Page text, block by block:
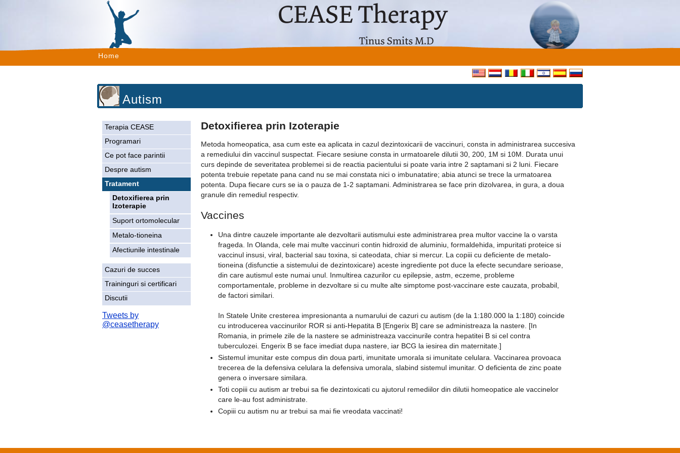
Home
Autism
Terapia CEASE
Programari
Ce pot face parintii
Despre autism
Tratament
Detoxifierea prin
Izoterapie
Suport ortomolecular
Metalo-tioneina
Afectiunile intestinale
Cazuri de succes
Traininguri si certificari
Discutii
Tweets by
@ceasetherapy
Detoxifierea prin Izoterapie
Metoda homeopatica, asa cum este ea aplicata in cazul dezintoxicarii de vaccinuri, consta in administrarea succesiva
a remediului din vaccinul suspectat. Fiecare sesiune consta in urmatoarele dilutii 30, 200, 1M si 10M. Durata unui
curs depinde de severitatea problemei si de reactia pacientului si poate varia intre 2 saptamani si 2 luni. Fiecare
potenta trebuie repetate pana cand nu se mai constata nici o imbunatatire; abia atunci se trece la urmatoarea
potenta. Dupa fiecare curs se ia o pauza de 1-2 saptamani. Administrarea se face prin dizolvarea, in gura, a doua
granule din remediul respectiv.
Vaccines
Una dintre cauzele importante ale dezvoltarii autismului este administrarea prea multor vaccine la o varsta
frageda. In Olanda, cele mai multe vaccinuri contin hidroxid de aluminiu, formaldehida, impuritati proteice si
vaccinul insusi, viral, bacterial sau toxina, si cateodata, chiar si mercur. La copiii cu deficiente de metalo-
tioneina (disfunctie a sistemului de dezintoxicare) aceste ingrediente pot duce la efecte secundare serioase,
din care autismul este numai unul. Inmultirea cazurilor cu epilepsie, astm, eczeme, probleme
comportamentale, probleme in dezvoltare si cu multe alte simptome post-vaccinare este cauzata, probabil,
de factori similari.
In Statele Unite cresterea impresionanta a numarului de cazuri cu autism (de la 1:180.000 la 1:180) coincide
cu introducerea vaccinurilor ROR si anti-Hepatita B [Engerix B] care se administreaza la nastere. [In
Romania, in primele zile de la nastere se administreaza vaccinurile contra hepatitei B si cel contra
tuberculozei. Engerix B se face imediat dupa nastere, iar BCG la iesirea din maternitate.]
Sistemul imunitar este compus din doua parti, imunitate umorala si imunitate celulara. Vaccinarea provoaca
trecerea de la defensiva celulara la defensiva umorala, slabind sistemul imunitar. O deficienta de zinc poate
genera o inversare similara.
Toti copiii cu autism ar trebui sa fie dezintoxicati cu ajutorul remediilor din dilutii homeopatice ale vaccinelor
care le-au fost administrate.
Copiii cu autism nu ar trebui sa mai fie vreodata vaccinati!